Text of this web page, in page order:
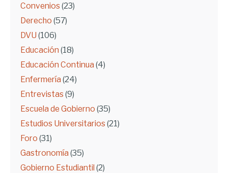
Convenios (23)
Derecho (57)
DVU (106)
Educación (18)
Educación Continua (4)
Enfermería (24)
Entrevistas (9)
Escuela de Gobierno (35)
Estudios Universitarios (21)
Foro (31)
Gastronomía (35)
Gobierno Estudiantil (2)